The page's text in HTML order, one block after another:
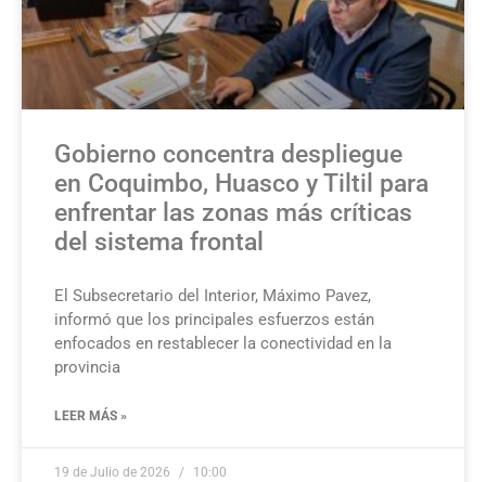
Gobierno concentra despliegue
en Coquimbo, Huasco y Tiltil para
enfrentar las zonas más críticas
del sistema frontal
El Subsecretario del Interior, Máximo Pavez,
informó que los principales esfuerzos están
enfocados en restablecer la conectividad en la
provincia
LEER MÁS »
19 de Julio de 2026 10:00